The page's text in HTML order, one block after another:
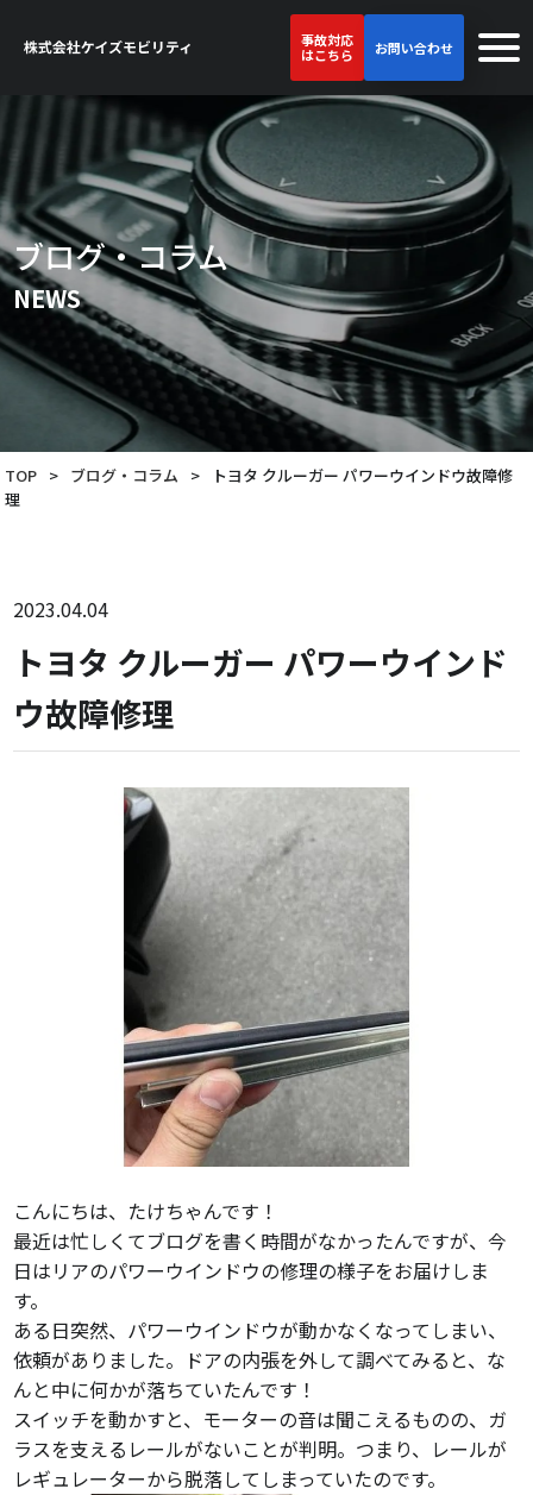
事故対応
はこちら
お問い合わせ
ブログ・コラム
NEWS
TOP > ブログ・コラム >
トヨタ クルーガー パワーウインドウ故障修
理
2023.04.04
トヨタ クルーガー パワーウインド
ウ故障修理
こんにちは、たけちゃんです！
最近は忙しくてブログを書く時間がなかったんですが、今
日はリアのパワーウインドウの修理の様子をお届けしま
す。
ある日突然、パワーウインドウが動かなくなってしまい、
依頼がありました。ドアの内張を外して調べてみると、な
んと中に何かが落ちていたんです！
スイッチを動かすと、モーターの音は聞こえるものの、ガ
ラスを支えるレールがないことが判明。つまり、レールが
レギュレーターから脱落してしまっていたのです。